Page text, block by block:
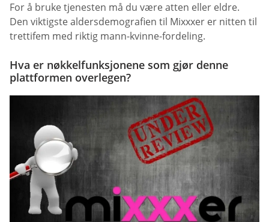
For å bruke tjenesten må du være atten eller eldre.
Den viktigste aldersdemografien til Mixxxer er nitten til
trettifem med riktig mann-kvinne-fordeling.
Hva er nøkkelfunksjonene som gjør denne
plattformen overlegen?